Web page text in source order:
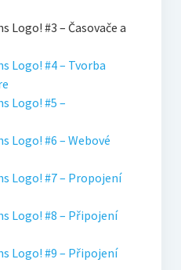
Logo! #3 – Časovače a
Logo! #4 – Tvorba
Logo! #5 –
Logo! #6 – Webové
Logo! #7 – Propojení
Logo! #8 – Připojení
Logo! #9 – Připojení